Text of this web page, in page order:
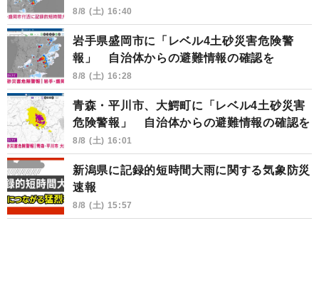
8/8 (土) 16:40
岩手県盛岡市に「レベル4土砂災害危険警
報」 自治体からの避難情報の確認を
8/8 (土) 16:28
青森・平川市、大鰐町に「レベル4土砂災害
危険警報」 自治体からの避難情報の確認を
8/8 (土) 16:01
新潟県に記録的短時間大雨に関する気象防災
速報
8/8 (土) 15:57